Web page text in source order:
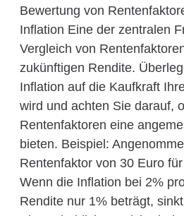
Bewertung von
Inflation Eine der zentralen
Vergleich von
zukünftigen Rendite.
Inflation auf die Kaufkraft
wird und achten Sie darauf,
Rentenfaktoren eine
bieten. Beispiel:
Rentenfaktor von 30 Euro
Wenn die Inflation bei 2%
Rendite nur 1% beträgt,